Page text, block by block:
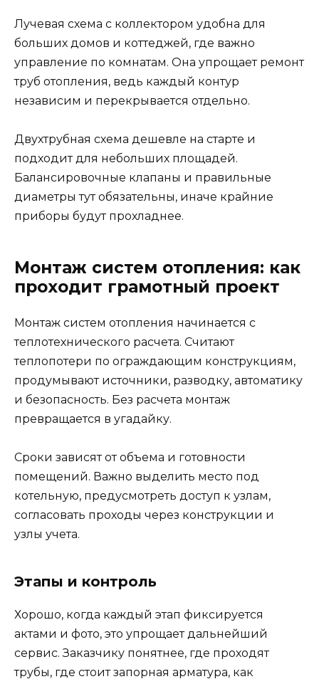
Лучевая схема с коллектором удобна для
больших домов и коттеджей, где важно
управление по комнатам. Она упрощает ремонт
труб отопления, ведь каждый контур
независим и перекрывается отдельно.
Двухтрубная схема дешевле на старте и
подходит для небольших площадей.
Балансировочные клапаны и правильные
диаметры тут обязательны, иначе крайние
приборы будут прохладнее.
Монтаж систем отопления: как
проходит грамотный проект
Монтаж систем отопления начинается с
теплотехнического расчета. Считают
теплопотери по ограждающим конструкциям,
продумывают источники, разводку, автоматику
и безопасность. Без расчета монтаж
превращается в угадайку.
Сроки зависят от объема и готовности
помещений. Важно выделить место под
котельную, предусмотреть доступ к узлам,
согласовать проходы через конструкции и
узлы учета.
Этапы и контроль
Хорошо, когда каждый этап фиксируется
актами и фото, это упрощает дальнейший
сервис. Заказчику понятнее, где проходят
трубы, где стоит запорная арматура, как